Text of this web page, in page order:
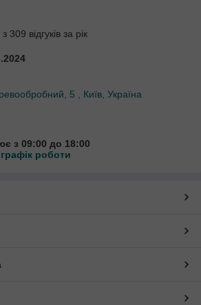
309 відгуків за рік
5 , Київ, Україна
з 09:00 до 18:00
роботи